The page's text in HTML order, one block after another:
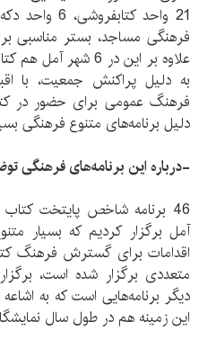
فرهنگی مساجد، بستر
علاوه بر این در 6
به دلیل پراکنش جمعیت، با
فرهنگ عمومی برای حضور در
دلیل برنامه‌های متنوع فرهنگی
-درباره این برنامه‌های فرهنگی
46 برنامه شاخص پایتخت
آمل برگزار کردیم که بسیار
اقدامات برای گسترش فرهنگ
متعددی برگزار شده است،
دیگر برنامه‌هایی است که به
این زمینه هم در طول سال